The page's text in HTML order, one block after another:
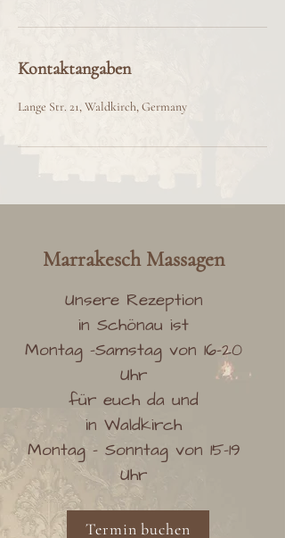
Kontaktangaben
Lange Str. 21, Waldkirch, Germany
Marrakesch Massagen
Unsere Rezeption
in Schönau ist
Montag -Samstag von 16-20
Uhr
für euch da und
in Waldkirch
Montag - Sonntag von 15-19
Uhr
Termin buchen